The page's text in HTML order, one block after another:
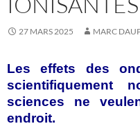
27 MARS 2025 MARC
Les effets des
scientifiquement
sciences ne
endroit.